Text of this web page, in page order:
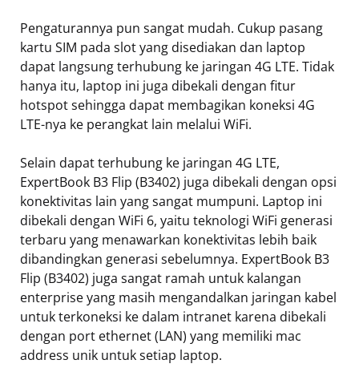
Pengaturannya pun sangat mudah. Cukup pasang
kartu SIM pada slot yang disediakan dan laptop
dapat langsung terhubung ke jaringan 4G LTE. Tidak
hanya itu, laptop ini juga dibekali dengan fitur
hotspot sehingga dapat membagikan koneksi 4G
LTE-nya ke perangkat lain melalui WiFi.
Selain dapat terhubung ke jaringan 4G LTE,
ExpertBook B3 Flip (B3402) juga dibekali dengan opsi
konektivitas lain yang sangat mumpuni. Laptop ini
dibekali dengan WiFi 6, yaitu teknologi WiFi generasi
terbaru yang menawarkan konektivitas lebih baik
dibandingkan generasi sebelumnya. ExpertBook B3
Flip (B3402) juga sangat ramah untuk kalangan
enterprise yang masih mengandalkan jaringan kabel
untuk terkoneksi ke dalam intranet karena dibekali
dengan port ethernet (LAN) yang memiliki mac
address unik untuk setiap laptop.